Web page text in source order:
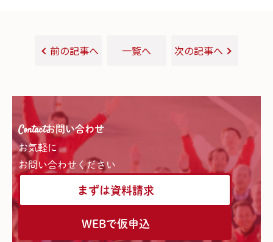
前の記事へ 一覧へ 次の記事へ
Contactお問い合わせ
お気軽に
お問い合わせください
まずは資料請求
WEBで仮申込